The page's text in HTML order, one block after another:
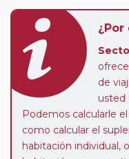
de
usted
Podemos calcularle
como calcular el
habitación individual,